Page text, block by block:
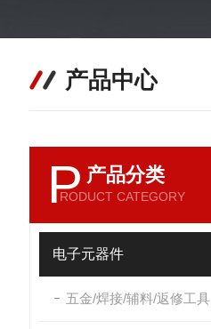
产品中心
P 产品分类
RODUCT CATEGORY
电子元器件
五金/焊接/辅料/返修工具